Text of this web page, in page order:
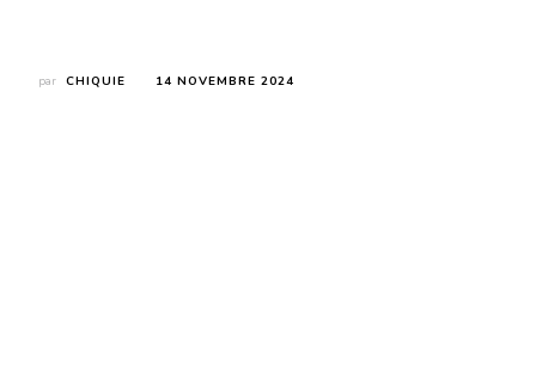
par CHIQUIE 14 NOVEMBRE 2024